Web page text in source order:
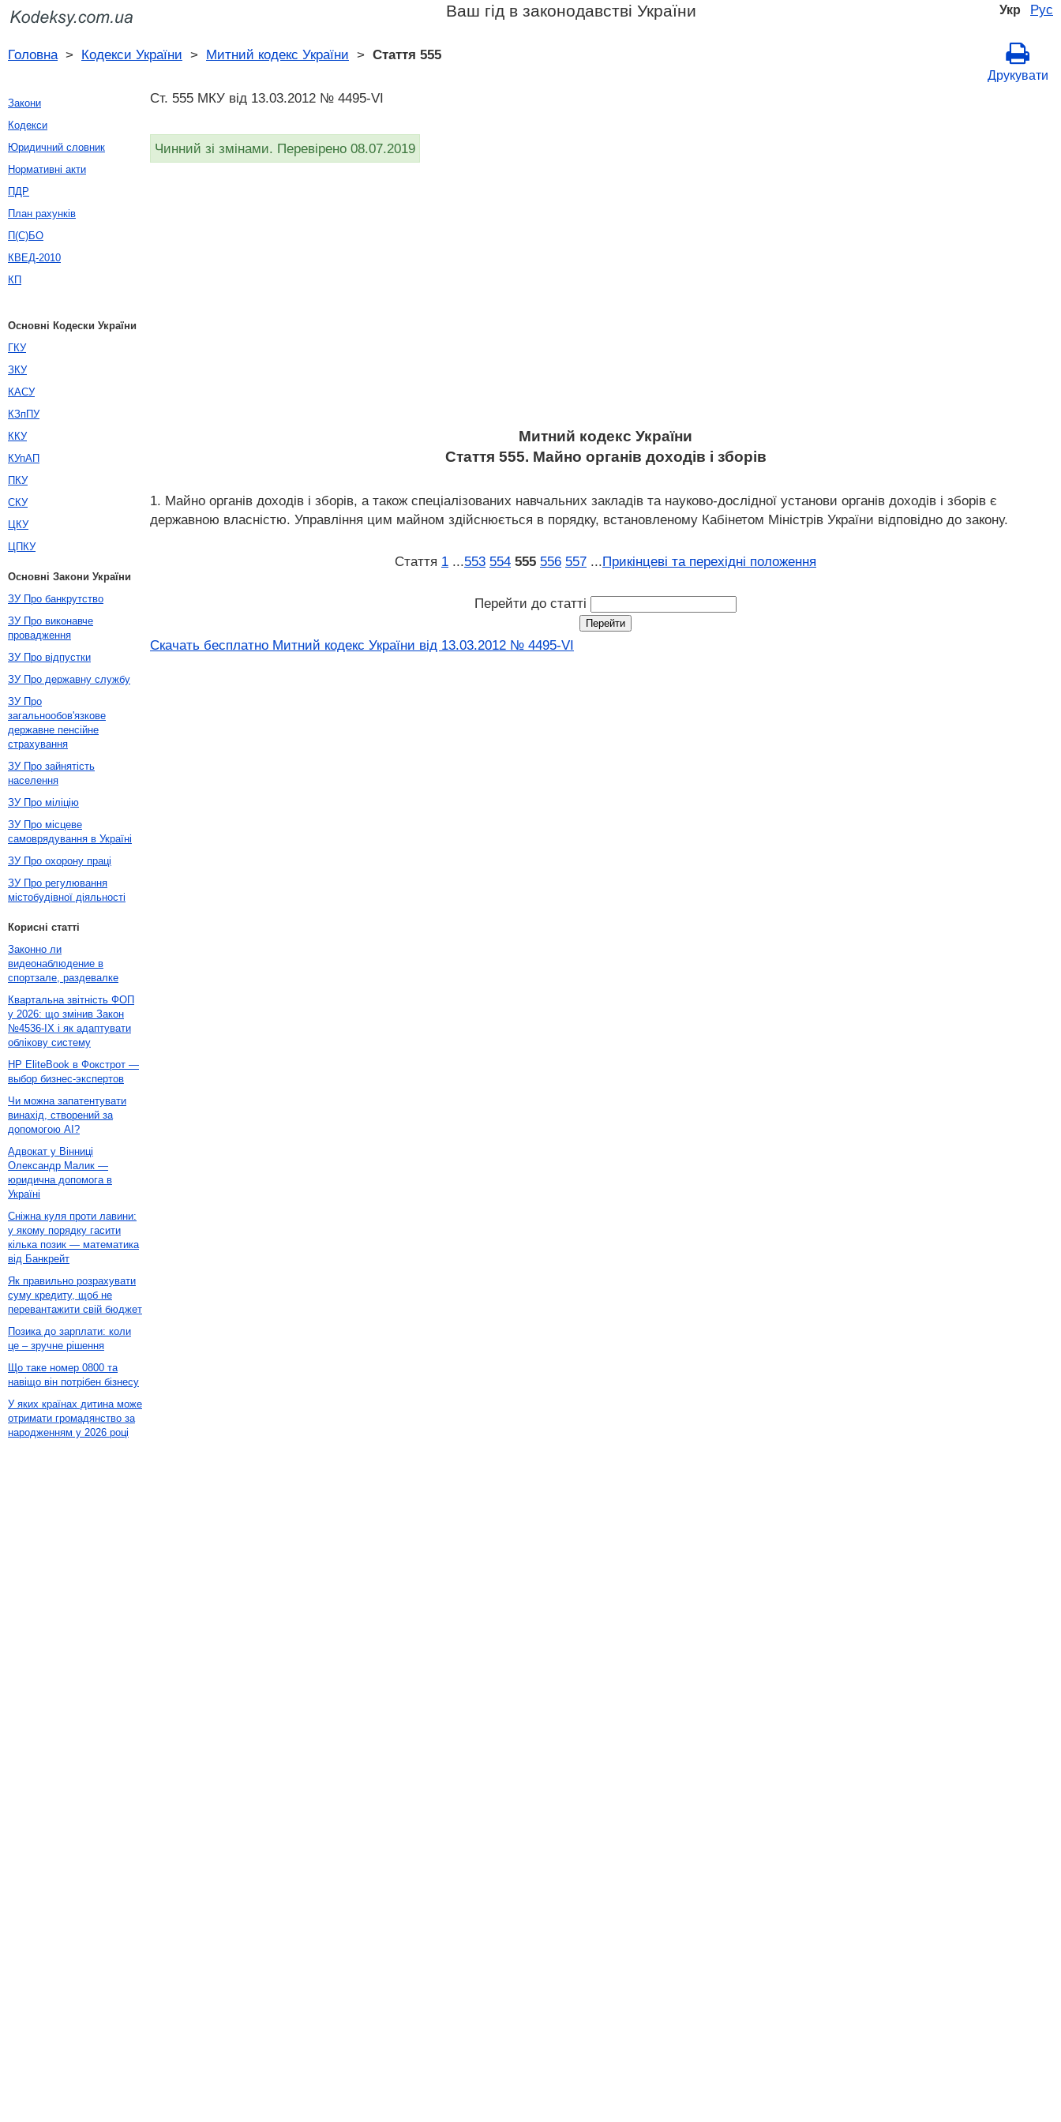
Укр Рус
Ваш гід в законодавстві України
Головна> Кодекси України > Митний кодекс України > Стаття 555
Друкувати
Ст. 555 МКУ від 13.03.2012 № 4495-VI
Чинний зі змінами. Перевірено 08.07.2019
Митний кодекс України
Стаття 555. Майно органів доходів і зборів
1. Майно органів доходів і зборів, а також спеціалізованих навчальних закладів та науково-дослідної установи органів доходів і зборів є
державною власністю. Управління цим майном здійснюється в порядку, встановленому Кабінетом Міністрів України відповідно до закону.
Стаття 1 ...553 554 555 556 557 ...Прикінцеві та перехідні положення
Перейти до статті
Скачать бесплатно Митний кодекс України від 13.03.2012 № 4495-VI
Закони
Кодекси
Юридичний словник
Нормативні акти
ПДР
План рахунків
П(С)БО
КВЕД-2010
КП
Основні Кодески України
ГКУ
ЗКУ
КАСУ
КЗпПУ
ККУ
КУпАП
ПКУ
СКУ
ЦКУ
ЦПКУ
Основні Закони України
ЗУ Про банкрутство
ЗУ Про виконавче
провадження
ЗУ Про відпустки
ЗУ Про державну службу
ЗУ Про
загальнообов'язкове
державне пенсійне
страхування
ЗУ Про зайнятість
населення
ЗУ Про міліцію
ЗУ Про місцеве
самоврядування в Україні
ЗУ Про охорону праці
ЗУ Про регулювання
містобудівної діяльності
Корисні статті
Законно ли
видеонаблюдение в
спортзале, раздевалке
Квартальна звітність ФОП
у 2026: що змінив Закон
№4536-IX і як адаптувати
облікову систему
HP EliteBook в Фокстрот —
выбор бизнес-экспертов
Чи можна запатентувати
винахід, створений за
допомогою AI?
Адвокат у Вінниці
Олександр Малик —
юридична допомога в
Україні
Сніжна куля проти лавини:
у якому порядку гасити
кілька позик — математика
від Банкрейт
Як правильно розрахувати
суму кредиту, щоб не
перевантажити свій бюджет
Позика до зарплати: коли
це – зручне рішення
Що таке номер 0800 та
навіщо він потрібен бізнесу
У яких країнах дитина може
отримати громадянство за
народженням у 2026 році